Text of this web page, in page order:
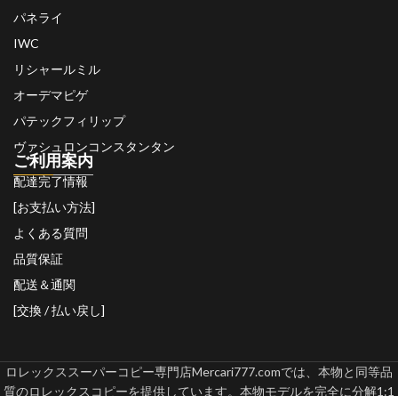
パネライ
IWC
リシャールミル
オーデマピゲ
パテックフィリップ
ヴァシュロンコンスタンタン
ご利用案内
配達完了情報
[お支払い方法]
よくある質問
品質保証
配送＆通関
[交換 / 払い戻し]
ロレックススーパーコピー専門店Mercari777.comでは、本物と同等品
質のロレックスコピーを提供しています。本物モデルを完全に分解1:1